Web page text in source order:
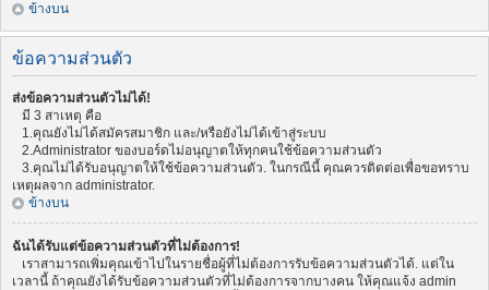
ข้างบน
ข้อความส่วนตัว
ส่งข้อความส่วนตัวไม่ได้!
มี 3 สาเหตุ คือ
1.คุณยังไม่ได้สมัครสมาชิก และ/หรือยังไม่ได้เข้าสู่ระบบ
2.Administrator ของบอร์ดไม่อนุญาตให้ทุกคนใช้ข้อความส่วนตัว
3.คุณไม่ได้รับอนุญาตให้ใช้ข้อความส่วนตัว. ในกรณีนี้ คุณควรติดต่อเพื่อขอทราบ
เหตุผลจาก administrator.
ข้างบน
ฉันได้รับแต่ข้อความส่วนตัวที่ไม่ต้องการ!
เราสามารถเพิ่มคุณเข้าไปในรายชื่อผู้ที่ไม่ต้องการรับข้อความส่วนตัวได้. แต่ใน
เวลานี้ ถ้าคุณยังได้รับข้อความส่วนตัวที่ไม่ต้องการจากบางคน ให้คุณแจ้ง admin